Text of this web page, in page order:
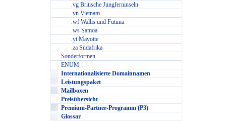
.vg Britische Jungferninseln
.vn Vietnam
.wf Wallis und Futuna
.ws Samoa
.yt Mayotte
.za Südafrika
Sonderformen
ENUM
Internationalisierte Domainnamen
Leistungspaket
Mailboxen
Preisübersicht
Premium-Partner-Programm (P3)
Glossar